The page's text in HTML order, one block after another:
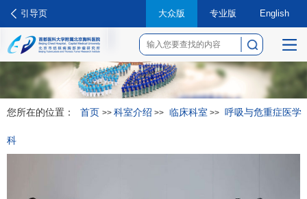
引导页 大众版 专业版 English
菜
您所在的位置： 首页 >> 科室介绍 >> 临床科室 >> 呼吸与危重症医学
科